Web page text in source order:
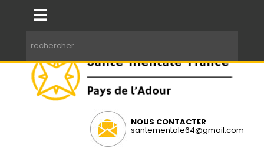
NOUS CONTACTER
santementale64@gmail.com